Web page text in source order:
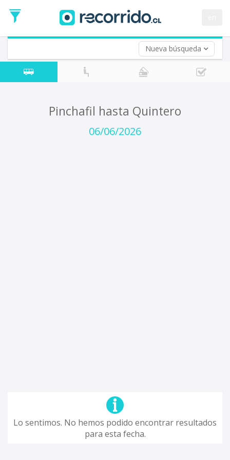
Nueva búsqueda
de
Ida
Vuelta (opcional)
Fecha
de
Pinchafil hasta Quintero
06/06/2026
Lo sentimos. No hemos podido encontrar resultados
para esta fecha.